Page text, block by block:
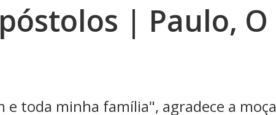
| Paulo, O
toda minha família", agradece a moça